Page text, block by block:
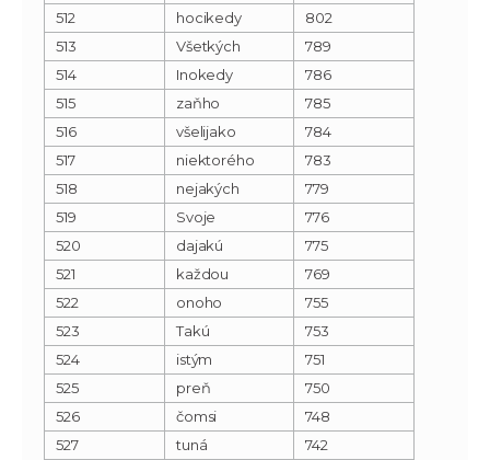
512
hocikedy
802
513
Všetkých
789
514
Inokedy
786
515
zaňho
785
516
všelijako
784
517
niektorého
783
518
nejakých
779
519
Svoje
776
520
dajakú
775
521
každou
769
522
onoho
755
523
Takú
753
524
istým
751
525
preň
750
526
čomsi
748
527
tuná
742